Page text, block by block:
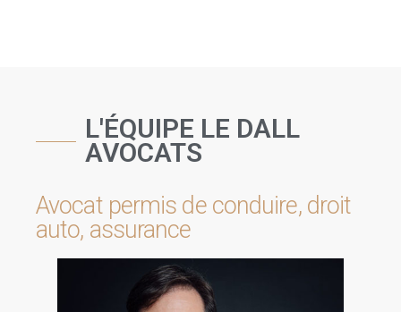
L'ÉQUIPE LE DALL
AVOCATS
Avocat permis de conduire, droit
auto, assurance